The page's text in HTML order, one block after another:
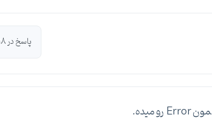
پاسخ در 1397/06/18 توسط